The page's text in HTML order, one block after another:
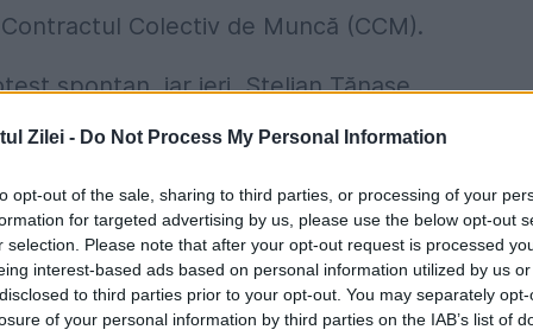
Zilei - Do Not Process My Personal Information
opt-out of the sale, sharing to third parties, or processing of your
for targeted advertising by us, please use the below opt-out
selection. Please note that after your opt-out request is processed
interest-based ads based on personal information utilized by us
to third parties prior to your opt-out. You may separately
of your personal information by third parties on the IAB’s list of
Colectiv de Muncă (CCM).
spontan, iar ieri, Stelian Tănase,
din mai multe departamente ca să le afle
Așteptăm o nouă rundă de negocieri
Teritorial de Muncă, în calitate de